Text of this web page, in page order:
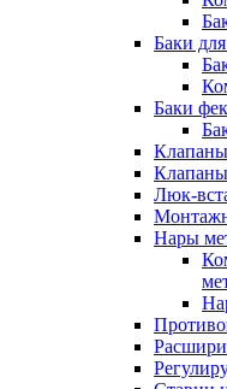
Баки
Баки
Клапаны
Люк-
Нары